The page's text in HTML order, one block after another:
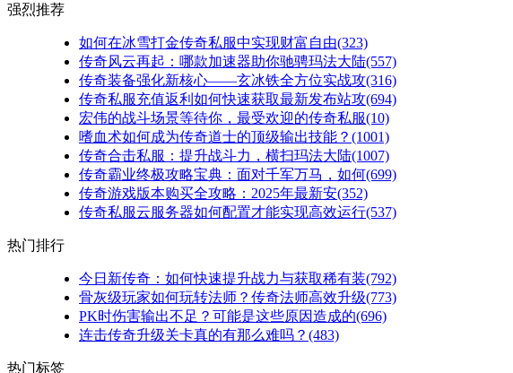
强烈推荐
如何在冰雪打金传奇私服中实现财富自由(323)
传奇风云再起：哪款加速器助你驰骋玛法大陆(557)
传奇装备强化新核心——玄冰铁全方位实战攻(316)
传奇私服充值返利如何快速获取最新发布站攻(694)
宏伟的战斗场景等待你，最受欢迎的传奇私服(10)
嗜血术如何成为传奇道士的顶级输出技能？(1001)
传奇合击私服：提升战斗力，横扫玛法大陆(1007)
传奇霸业终极攻略宝典：面对千军万马，如何(699)
传奇游戏版本购买全攻略：2025年最新安(352)
传奇私服云服务器如何配置才能实现高效运行(537)
热门排行
今日新传奇：如何快速提升战力与获取稀有装(792)
骨灰级玩家如何玩转法师？传奇法师高效升级(773)
PK时伤害输出不足？可能是这些原因造成的(696)
连击传奇升级关卡真的有那么难吗？(483)
热门标签